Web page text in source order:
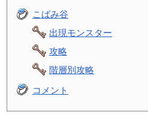
こばみ谷
出現モンスター
攻略
階層別攻略
コメント